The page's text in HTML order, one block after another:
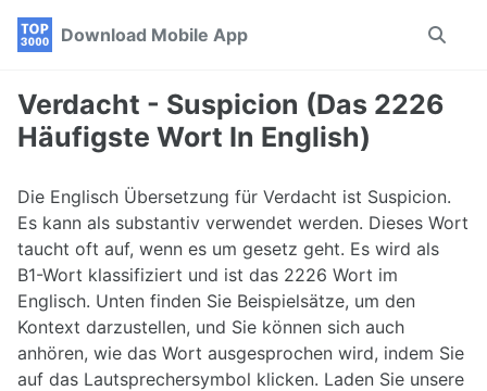
Skip
navigation
Skip
Skip
Download Mobile App
Toggle
Verdacht - Suspicion (Das 2226
Häufigste Wort In English)
Die Englisch Übersetzung für Verdacht ist Suspicion.
Es kann als substantiv verwendet werden. Dieses Wort
taucht oft auf, wenn es um gesetz geht. Es wird als
B1-Wort klassifiziert und ist das 2226 Wort im
Englisch. Unten finden Sie Beispielsätze, um den
Kontext darzustellen, und Sie können sich auch
anhören, wie das Wort ausgesprochen wird, indem Sie
auf das Lautsprechersymbol klicken. Laden Sie unsere